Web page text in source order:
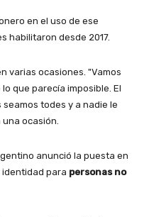
en el uso de ese
habilitaron desde 2017.
varias ocasiones. "Vamos
que parecía imposible. El
todes y a nadie le
una ocasión.
anunció la puesta en
para personas no